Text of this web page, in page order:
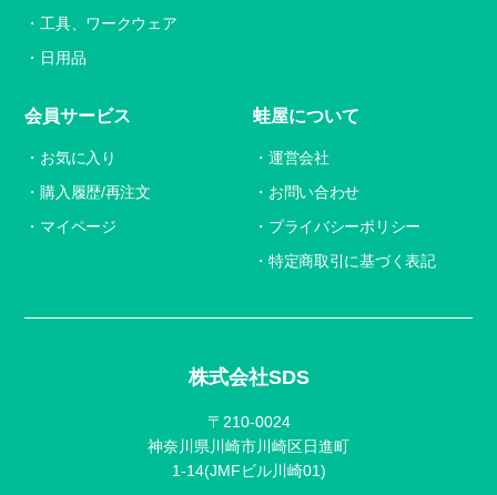
株式会社SDS
〒210-0024
神奈川県川崎市川崎区日進町
1-14(JMFビル川崎01)
工具、ワークウェア
日用品
会員サービス
お気に入り
購入履歴/再注文
マイページ
蛙屋について
運営会社
お問い合わせ
プライバシーポリシー
特定商取引に基づく表記